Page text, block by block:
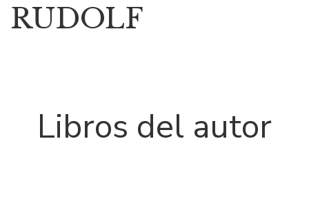
RUDOLF
Libros del autor